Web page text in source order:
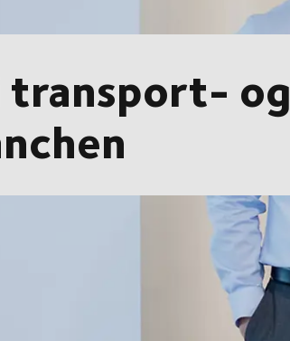
transport- og